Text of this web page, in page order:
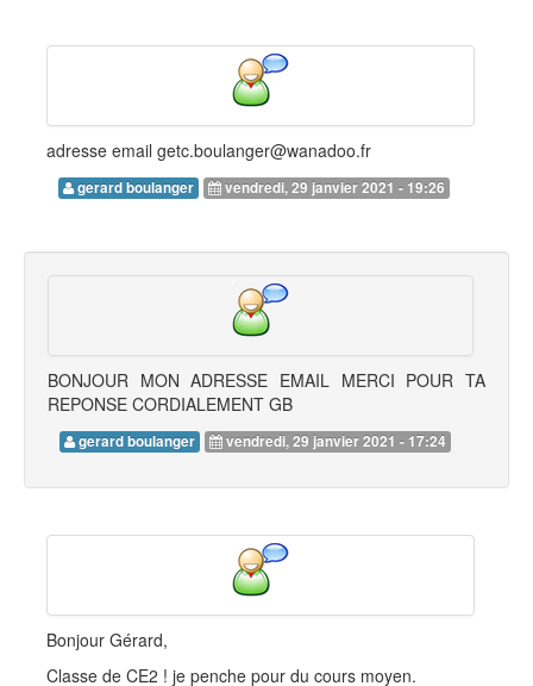
adresse email getc.boulanger@wanadoo.fr
gerard boulanger vendredi, 29 janvier 2021 - 19:26
BONJOUR MON ADRESSE EMAIL MERCI POUR TA
REPONSE CORDIALEMENT GB
gerard boulanger vendredi, 29 janvier 2021 - 17:24
Bonjour Gérard,
Classe de CE2 ! je penche pour du cours moyen.